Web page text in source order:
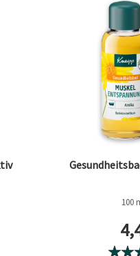
100